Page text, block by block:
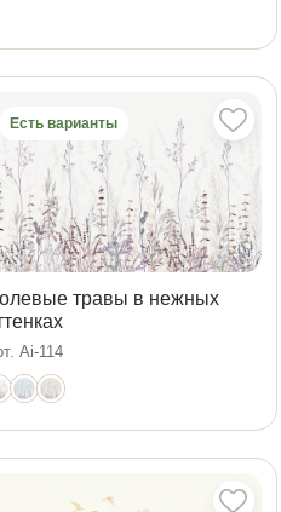
Есть варианты
травы в нежных
Ai-114